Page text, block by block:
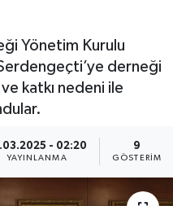
Yönetim Kurulu
derneği
katkı nedeni ile
- 02:20
YAYINLANMA
9
GÖSTERIM